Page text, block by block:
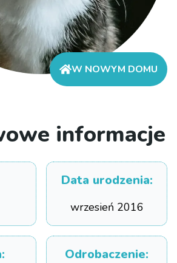
W NOWYM DOMU
informacje
Data urodzenia:
wrzesień 2016
: Odrobaczenie: